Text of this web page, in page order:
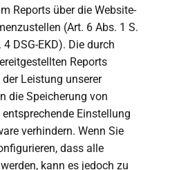
Reports über die Website-
(Art. 6 Abs. 1 S.
DSG-EKD). Die durch
Reports
Leistung unserer
die Speicherung von
Einstellung
verhindern. Wenn Sie
dass alle
kann es jedoch zu